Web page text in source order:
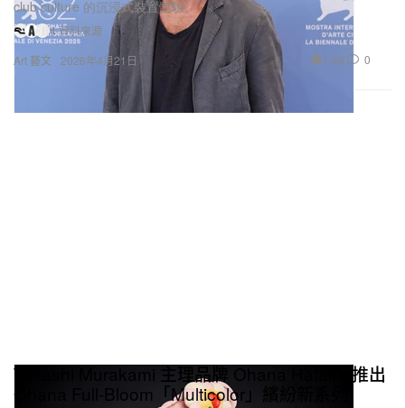
Art 藝文
club culture 的沉浸式裝置體驗。
4 資料來源
2026年4月21日
1.6K 0
Takashi Murakami 主理品牌 Ohana Hatake 推出
Ohana Full-Bloom「Multicolor」繽紛新系列